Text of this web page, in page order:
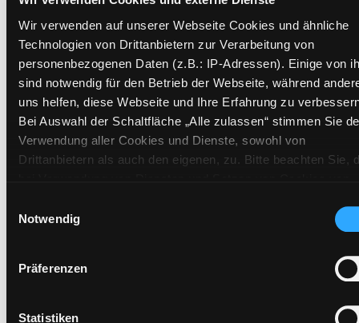
Wir verwenden auf unserer Webseite Cookies und ähnliche
Technologien von Drittanbietern zur Verarbeitung von
personenbezogenen Daten (z.B.: IP-Adressen). Einige von
sind notwendig für den Betrieb der Webseite, während
uns helfen, diese Webseite und Ihre Erfahrung zu
Bei Auswahl der Schaltfläche „Alle zulassen“ stimmen Sie
Verwendung aller Cookies und Dienste, sowohl von
Drittanbietern als auch den eigenen, zu. Bitte beachten Sie,
(Länder außerhalb des EWR ohne adäquates
Datenschutzniveau) stattfinden kann. In diesem
ausgeschlossen werden. Eine Verarbeitung durch solche
Einwilligung erteilen („Auswahl erlauben“) oder auf die
Notwendig
Präferenzen
Statistiken
Zweigstelle: Ost - Schillerstraße
Signatur:DR.G LAC
Standort 2:Ausleihe
Status:
Verfügbar
Vorbestellungen:0
Mediengruppe: Belletristik
Frist:
Standort 3:
Signatur: